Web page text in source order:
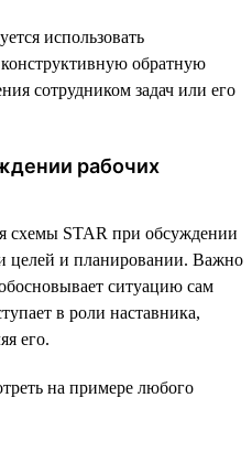
использовать
обратную
сотрудником задач или его
рабочих
схемы STAR при обсуждении
целей и планировании. Важно
ситуацию сам
в роли наставника,
его.
на примере любого